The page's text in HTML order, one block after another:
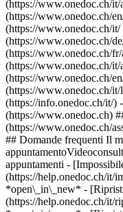
(https://www.onedoc.ch/
(https://www.onedoc.ch/
(https://www.onedoc.ch/
(https://www.onedoc.ch/
(https://www.onedoc.ch/
(https://www.onedoc.ch/
(https://www.onedoc.ch/
(https://www.onedoc.ch/
(https://info.onedoc.ch/it/)
(https://www.onedoc.ch)
(https://www.onedoc.ch/
## Domande frequenti Il
appuntamenti -
(https://help.onedoc.ch/it/
*open\_in\_new* -
(https://help.onedoc.ch/it/